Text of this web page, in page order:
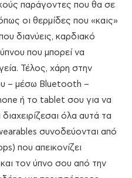
παράγοντες που θα σε
οι θερμίδες που «καις»
διανύεις, καρδιακό
που μπορεί να
Τέλος, χάρη στην
– μέσω Bluetooth –
ή το tablet σου για να
όλα αυτά τα
συνοδεύονται από
που απεικονίζει
και τον ύπνο σου από την